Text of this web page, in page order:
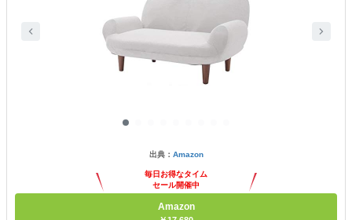
出典： Amazon
毎日お得なタイム
セール開催中
Amazon